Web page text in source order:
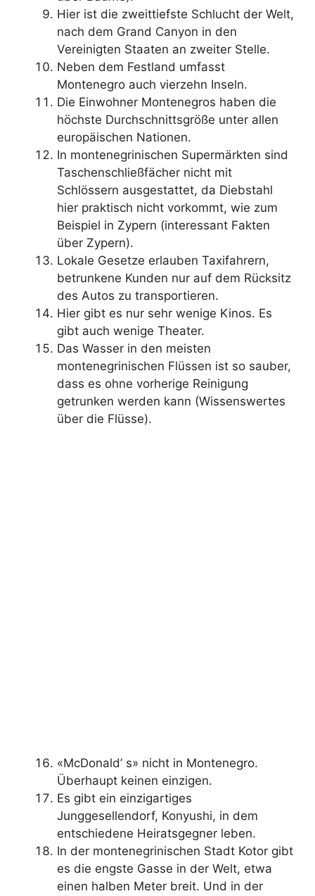
Hier ist die zweittiefste Schlucht der Welt,
nach dem Grand Canyon in den
Vereinigten Staaten an zweiter Stelle.
Neben dem Festland umfasst
Montenegro auch vierzehn Inseln.
Die Einwohner Montenegros haben die
höchste Durchschnittsgröße unter allen
europäischen Nationen.
In montenegrinischen Supermärkten sind
Taschenschließfächer nicht mit
Schlössern ausgestattet, da Diebstahl
hier praktisch nicht vorkommt, wie zum
Beispiel in Zypern (interessant Fakten
über Zypern).
Lokale Gesetze erlauben Taxifahrern,
betrunkene Kunden nur auf dem Rücksitz
des Autos zu transportieren.
Hier gibt es nur sehr wenige Kinos. Es
gibt auch wenige Theater.
Das Wasser in den meisten
montenegrinischen Flüssen ist so sauber,
dass es ohne vorherige Reinigung
getrunken werden kann (Wissenswertes
über die Flüsse).
«McDonald’ s» nicht in Montenegro.
Überhaupt keinen einzigen.
Es gibt ein einzigartiges
Junggesellendorf, Konyushi, in dem
entschiedene Heiratsgegner leben.
In der montenegrinischen Stadt Kotor gibt
es die engste Gasse in der Welt, etwa
einen halben Meter breit. Und in der